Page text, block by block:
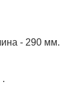
- 290 мм.
.